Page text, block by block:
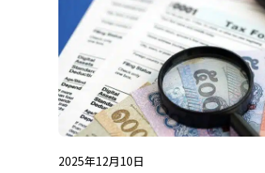
2025年12月10日